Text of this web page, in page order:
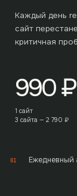
Каждый день
сайт
критичная
990₽
1 сайт
3 сайта — 2 790 ₽
01 Ежедневный